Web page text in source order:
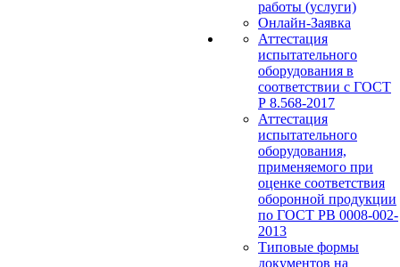
работы (услуги)
Онлайн-Заявка
Аттестация
испытательного
оборудования в
соответствии с ГОСТ
Р 8.568-2017
Аттестация
испытательного
оборудования,
применяемого при
оценке соответствия
оборонной продукции
по ГОСТ РВ 0008-002-
2013
Типовые формы
документов на